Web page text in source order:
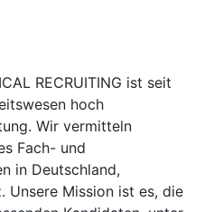
RECRUITING ist seit
hoch
Wir vermitteln
Fach- und
in Deutschland,
Unsere Mission ist es, die